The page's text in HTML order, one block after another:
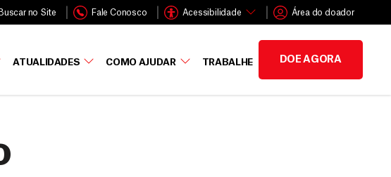
Buscar no Site Fale Conosco Acessibilidade Área do doador
ATUALIDADES COMO AJUDAR TRABALHE DOE AGORA